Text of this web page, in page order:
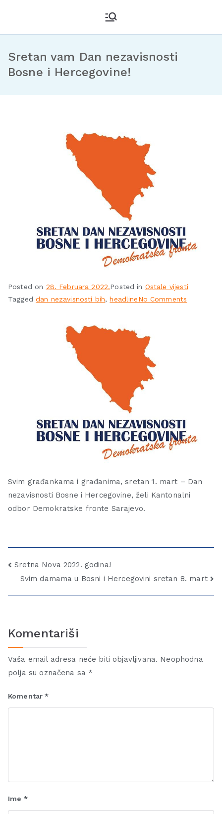
Sretan vam Dan nezavisnosti
Bosne i Hercegovine!
Posted on 28. Februara 2022.Posted in Ostale vijesti
Taggeddan nezavisnosti bih,headlineNo Comments
Svim građankama i građanima, sretan 1. mart – Dan
nezavisnosti Bosne i Hercegovine, želi Kantonalni
odbor Demokratske fronte Sarajevo.
Sretna Nova 2022. godina!
Svim damama u Bosni i Hercegovini sretan 8. mart
Komentariši
Vaša email adresa neće biti objavljivana. Neophodna
polja su označena sa *
Komentar*
Ime *